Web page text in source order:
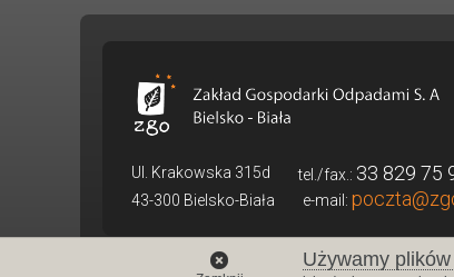
Ul. Krakowska 315d tel./fax.: 33 829 75
43-300 Bielsko-Biała e-mail:
© 2013-2026 ZGO S.A. Bielsko-Biała Używamy